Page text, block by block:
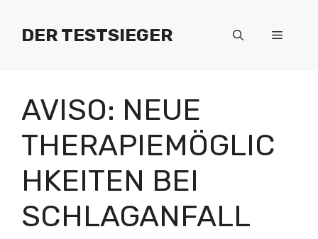
Inhalt
springenDER TESTSIEGER Menü
AVISO: NEUE
THERAPIEMÖGLIC
HKEITEN BEI
SCHLAGANFALL